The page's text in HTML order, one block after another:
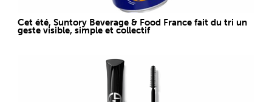
Cet été, Suntory Beverage & Food France fait du tri un
geste visible, simple et collectif